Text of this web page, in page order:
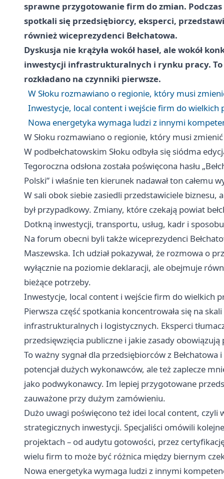
sprawne przygotowanie firm do zmian.
spotkali się przedsiębiorcy, eksperci,
również wiceprezydenci Bełchatowa.
Dyskusja nie krążyła wokół haseł, ale wokół
inwestycji infrastrukturalnych i rynku pracy. To
rozkładano na czynniki pierwsze.
W Słoku rozmawiano o regionie, który musi
Inwestycje, local content i wejście firm do wielkich
Nowa energetyka wymaga ludzi z innymi
W Słoku rozmawiano o regionie, który musi
W podbełchatowskim Słoku odbyła się siódma
Tegoroczna odsłona została poświęcona hasłu
Polski” i właśnie ten kierunek nadawał ton całemu
W sali obok siebie zasiedli przedstawiciele biznesu,
był przypadkowy. Zmiany, które czekają powiat
Dotkną inwestycji, transportu, usług, kadr i
Na forum obecni byli także wiceprezydenci
Maszewska. Ich udział pokazywał, że rozmowa o
wyłącznie na poziomie deklaracji, ale obejmuje
bieżące potrzeby.
Inwestycje, local content i wejście firm do wielkich
Pierwsza część spotkania koncentrowała się na
infrastrukturalnych i logistycznych. Eksperci
przedsięwzięcia publiczne i jakie zasady
To ważny sygnał dla przedsiębiorców z
potencjał dużych wykonawców, ale też zaplecze
jako podwykonawcy. Im lepiej przygotowane
zauważone przy dużym zamówieniu.
Dużo uwagi poświęcono też idei local content, czyli
strategicznych inwestycji. Specjaliści omówili
projektach – od audytu gotowości, przez
wielu firm to może być różnica między biernym
Nowa energetyka wymaga ludzi z innymi